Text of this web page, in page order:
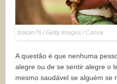
bokan76 / Getty Images / Canva
A questão é que nenhuma
alegre ou de se sentir alegre o
mesmo saudável se alguém se